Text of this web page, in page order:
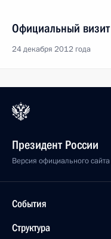
Официальный
24 декабря 2012 года
Президент России
Версия официального
События
Структура